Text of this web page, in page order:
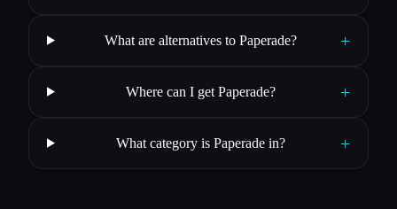
What are alternatives to Paperade? +
Where can I get Paperade? +
What category is Paperade in? +